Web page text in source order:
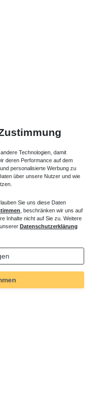
Technologien, damit
deren Performance auf dem
personalisierte Werbung zu
über unsere Nutzer und wie
Sie uns diese Daten
, beschränken wir uns auf
Inhalte nicht auf Sie zu. Weitere
Datenschutzerklärung